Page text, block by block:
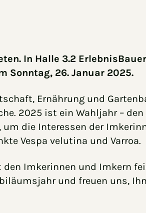
In Halle 3.2
Sonntag, 26. Januar 2025.
Ernährung und
2025 ist ein Wahljahr –
die Interessen der
Vespa velutina und Varroa.
Imkerinnen und Imkern
und freuen uns,